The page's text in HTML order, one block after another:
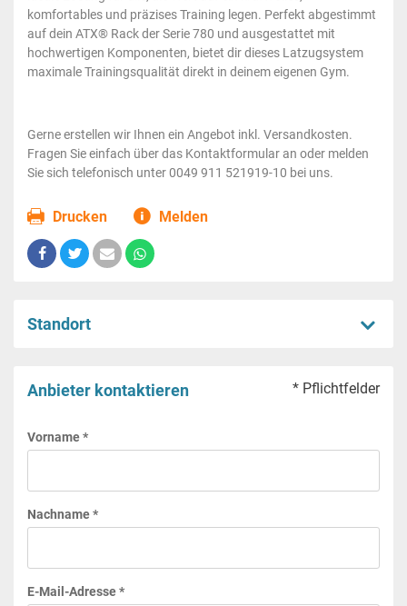
komfortables und präzises Training legen. Perfekt abgestimmt
auf dein ATX® Rack der Serie 780 und ausgestattet mit
hochwertigen Komponenten, bietet dir dieses Latzugsystem
maximale Trainingsqualität direkt in deinem eigenen Gym.
Gerne erstellen wir Ihnen ein Angebot inkl. Versandkosten.
Fragen Sie einfach über das Kontaktformular an oder melden
Sie sich telefonisch unter 0049 911 521919-10 bei uns.
Drucken Melden
Standort
Anbieter kontaktieren * Pflichtfelder
Vorname *
Nachname *
E-Mail-Adresse *